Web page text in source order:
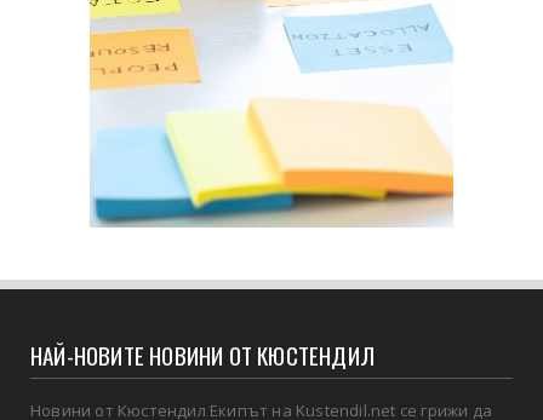
НАЙ-НОВИТЕ НОВИНИ ОТ КЮСТЕНДИЛ
Новини от Кюстендил Екипът на Kustendil.net се грижи да